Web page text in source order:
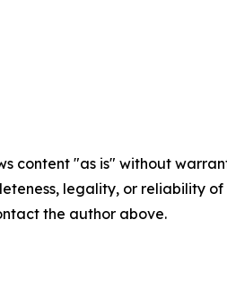
content "as is" without
legality, or reliability
the author above.